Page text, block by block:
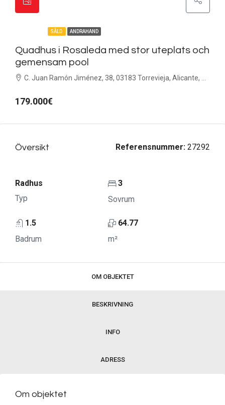
SÅLD ANDRAHAND
Quadhus i Rosaleda med stor uteplats och
gemensam pool
C. Juan Ramón Jiménez, 38, 03183 Torrevieja, Alicante, Spanien
179.000€
Översikt Referensnummer: 27292
Radhus
Typ
3
Sovrum
1.5
Badrum
64.77
m²
OM OBJEKTET
BESKRIVNING
INFO
ADRESS
Om objektet